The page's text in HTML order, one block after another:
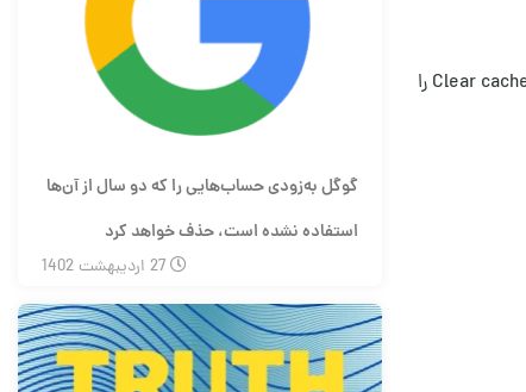
۵. در همین پنجره ، وارد قسمت Storage شده و روی Clear cache در پایین صفحه کلیک کنید. (در گوشی‌های شیائومی ، روی Clear data زده و Clear cache را
گوگل به‌زودی حساب‌هایی را که دو سال از آن‌ها
استفاده نشده است، حذف خواهد کرد
27 اردیبهشت1402